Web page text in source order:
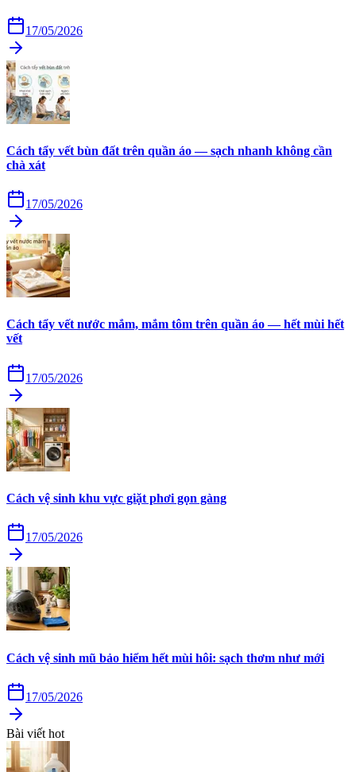
17/05/2026
Cách tẩy vết bùn đất trên quần áo — sạch nhanh không cần
chà xát
17/05/2026
Cách tẩy vết nước mắm, mắm tôm trên quần áo — hết mùi hết
vết
17/05/2026
Cách vệ sinh khu vực giặt phơi gọn gàng
17/05/2026
Cách vệ sinh mũ bảo hiểm hết mùi hôi: sạch thơm như mới
17/05/2026
Bài viết hot